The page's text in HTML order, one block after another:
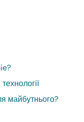
майбутнього?